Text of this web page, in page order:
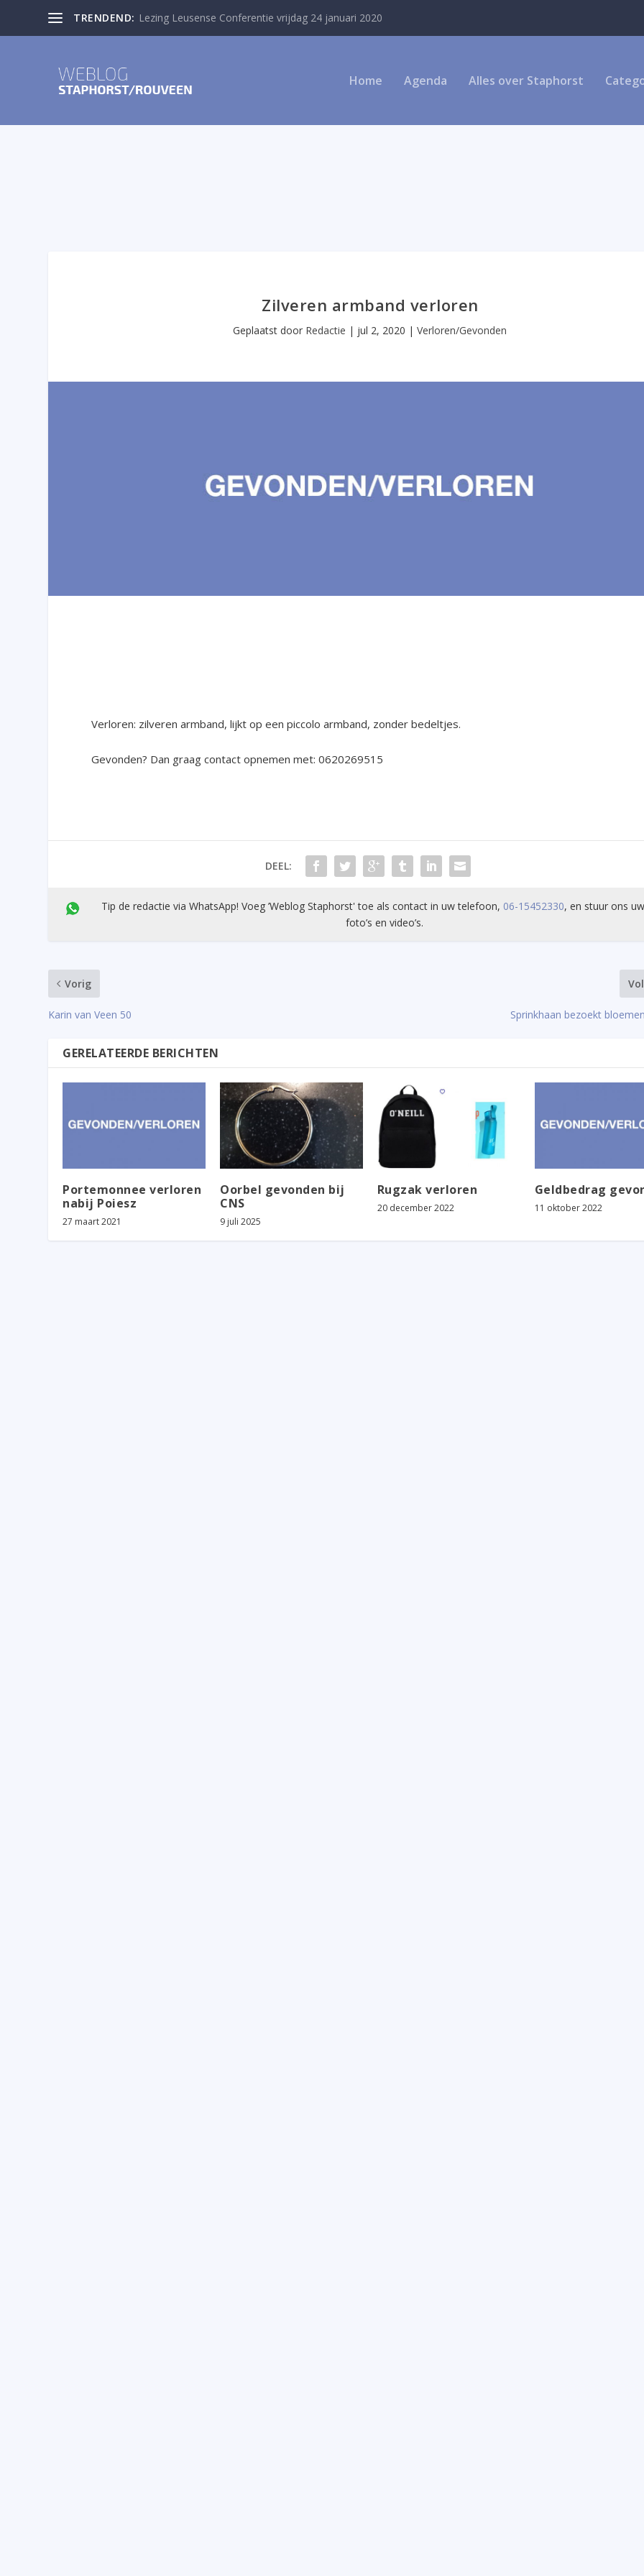
TRENDEND: Lezing Leusense Conferentie vrijdag 24 januari 2020
Home Agenda Alles over Staphorst
Zilveren armband verloren
Geplaatst door Redactie | jul 2, 2020 |Verloren/Gevonden
Verloren: zilveren armband, lijkt op een piccolo armband, zonder bedeltjes.
Gevonden? Dan graag contact opnemen met: 0620269515
DEEL:
Tip de redactie via WhatsApp! Voeg ’Weblog Staphorst' toe als contact in uw telefoon, 06-15452330, en stuur ons
foto’s en video’s.
Vorig
Karin van Veen 50 Sprinkhaan bezoekt
GERELATEERDE BERICHTEN
Portemonnee verloren
nabij Poiesz
27 maart 2021
Oorbel gevonden bij
CNS
9 juli 2025
Rugzak verloren
20 december 2022
Geldbedrag
11 oktober 2022